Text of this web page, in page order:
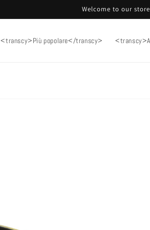
Welcome to our store
<transcy>Più popolare</transcy>